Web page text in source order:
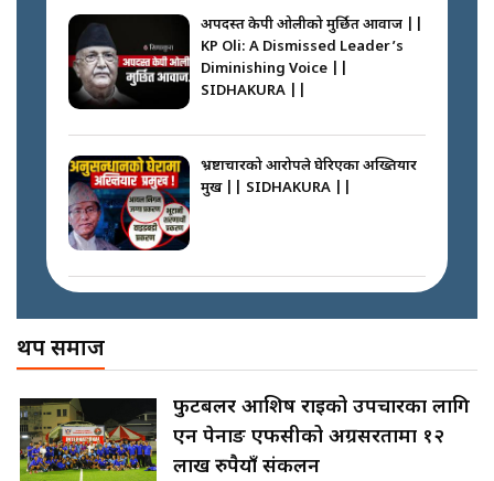
कस्तो छ नागढुङ्गा सुरुङमार्ग ? ||
SIDHAKURA ||
SIDHAKURA ||
|| Court Grievances Directly to
the Supreme Court ||
SIDHAKURA
इनड्राइभ || SIDHAKURA ||
राष्ट्रिय सवालमा ९ दल एकजुट ||
Prachanda, Rabi, Gagan Stand
on the Same Page ||
SIDHAKURA ||
अपदस्त केपी ओलीको मुर्छित आवाज ||
KP Oli: A Dismissed Leader’s
Diminishing Voice ||
SIDHAKURA ||
भ्रष्टाचारको आरोपले घेरिएका अख्तियार
प्रमुख || SIDHAKURA ||
SIDHAKURA
पोप्पोको पासोः कमाउने लोभमा घरबार नै
उठिबास | The Dark Side of
थप समाज
फुटबलर आशिष राईको उपचारका लागि
एन पेनाङ एफसीको अग्रसरतामा १२
लाख रुपैयाँ संकलन